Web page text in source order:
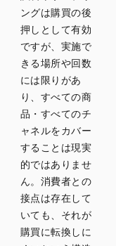
ングは購買の後
押しとして有効
ですが、実施で
きる場所や回数
には限りがあ
り、すべての商
品・すべてのチ
ャネルをカバー
することは現実
的ではありませ
ん。消費者との
接点は存在して
いても、それが
購買に転換しに